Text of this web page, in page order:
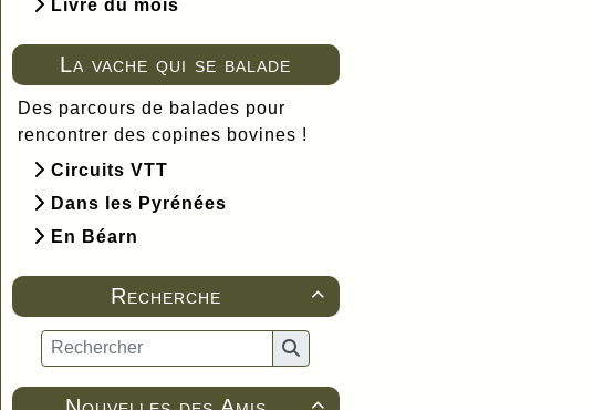
Livre du mois
La vache qui se balade
Des parcours de balades pour
rencontrer des copines bovines !
Circuits VTT
Dans les Pyrénées
En Béarn

Recherche
